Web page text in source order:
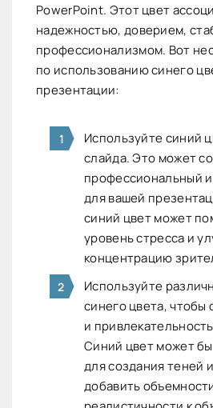
PowerPoint. Этот цвет
надежностью, доверием,
профессионализмом. Вот
по использованию синего
презентации:
Используйте синий
слайда. Это может
профессиональный
для вашей
синий цвет может
уровень стресса и
концентрацию
Используйте
синего цвета, чтобы
и
Синий цвет может
для создания теней
добавить